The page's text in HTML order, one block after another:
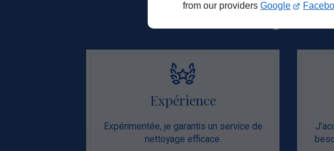
from our providers Google
Ce qui
Expérience
Expérimentée, je garantis un service de
nettoyage efficace.